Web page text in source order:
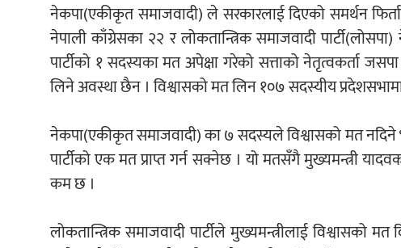
नेकपा(एकीकृत समाजवादी) ले सरकारलाई दिएको समर्थन
नेपाली काँग्रेसका २२ र लोकतान्त्रिक समाजवादी
पार्टीको १ सदस्यका मत अपेक्षा गरेको सत्ताको नेतृत्वकर्ता
लिने अवस्था छैन । विश्वासको मत लिन १०७ सदस्यीय
नेकपा(एकीकृत समाजवादी) का ७ सदस्यले विश्वासको मत नदिने
पार्टीको एक मत प्राप्त गर्न सक्नेछ । यो मतसँगै मुख्यमन्त्री
कम छ ।
लोकतान्त्रिक समाजवादी पार्टीले मुख्यमन्त्रीलाई